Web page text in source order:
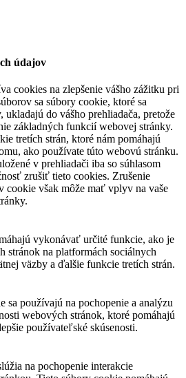
údajov
cookies na zlepšenie vášho zážitku pri
sa súbory cookie, ktoré sa
do vášho prehliadača, pretože
základných funkcií webovej stránky.
tretích strán, ktoré nám pomáhajú
ako používate túto webovú stránku.
v prehliadači iba so súhlasom
zrušiť tieto cookies. Zrušenie
cookie však môže mať vplyv na vaše
vykonávať určité funkcie, ako je
stránok na platformách sociálnych
väzby a ďalšie funkcie tretích strán.
sa používajú na pochopenie a analýzu
webových stránok, ktoré pomáhajú
používateľské skúsenosti.
na pochopenie interakcie